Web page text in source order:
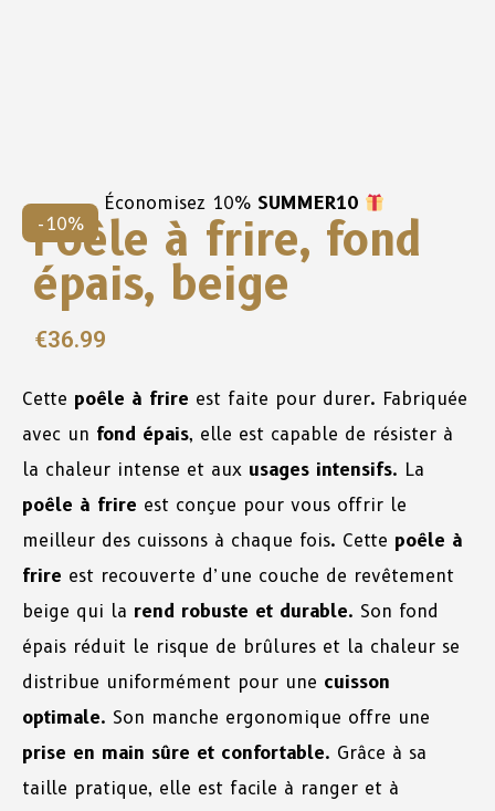
-10%
Économisez 10% SUMMER10
Poêle à frire, fond
épais, beige
€36.99
Cette poêle à frire est faite pour durer. Fabriquée
avec un fond épais, elle est capable de résister à
la chaleur intense et aux usages intensifs. La
poêle à frire est conçue pour vous offrir le
meilleur des cuissons à chaque fois. Cette poêle à
frire est recouverte d’une couche de revêtement
beige qui la rend robuste et durable. Son fond
épais réduit le risque de brûlures et la chaleur se
distribue uniformément pour une cuisson
optimale. Son manche ergonomique offre une
prise en main sûre et confortable. Grâce à sa
taille pratique, elle est facile à ranger et à